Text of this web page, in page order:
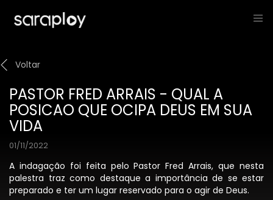
Voltar
PASTOR FRED ARRAIS - QUAL A
POSICAO QUE OCIPA DEUS EM SUA
VIDA
01/11/2022
A indagação foi feita pelo Pastor Fred Arrais, que nesta
palestra traz como destaque a importância de se estar
preparado e ter um lugar reservado para o agir de Deus.